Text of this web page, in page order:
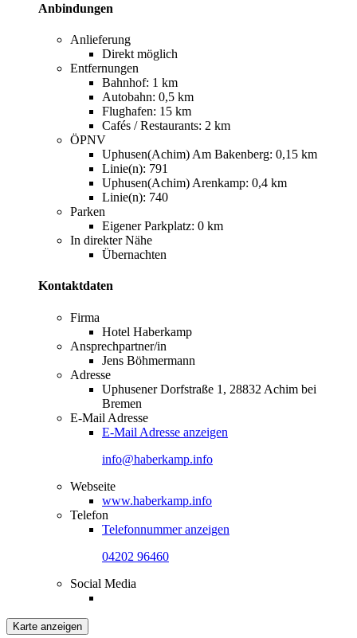
Anbindungen
Anlieferung
Direkt möglich
Entfernungen
Bahnhof: 1 km
Autobahn: 0,5 km
Flughafen: 15 km
Cafés / Restaurants: 2 km
ÖPNV
Uphusen(Achim) Am Bakenberg: 0,15 km
Linie(n): 791
Uphusen(Achim) Arenkamp: 0,4 km
Linie(n): 740
Parken
Eigener Parkplatz: 0 km
In direkter Nähe
Übernachten
Kontaktdaten
Firma
Hotel Haberkamp
Ansprechpartner/in
Jens Böhmermann
Adresse
Uphusener Dorfstraße 1, 28832 Achim bei
Bremen
E-Mail Adresse
E-Mail Adresse anzeigen
info@haberkamp.info
Webseite
www.haberkamp.info
Telefon
Telefonnummer anzeigen
04202 96460
Social Media
Karte anzeigen